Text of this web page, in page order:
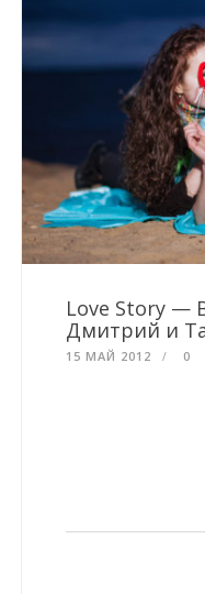
Love Story —
Дмитрий и
15 МАЙ 2012 0